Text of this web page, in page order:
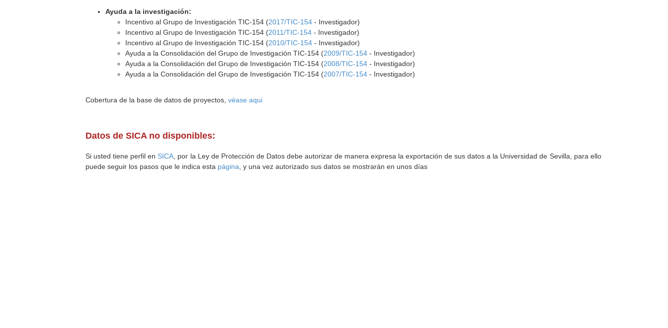
Ayuda a la investigación:
Incentivo al Grupo de Investigación TIC-154 (2017/TIC-154 - Investigador)
Incentivo al Grupo de Investigación TIC-154 (2011/TIC-154 - Investigador)
Incentivo al Grupo de Investigación TIC-154 (2010/TIC-154 - Investigador)
Ayuda a la Consolidación del Grupo de Investigación TIC-154 (2009/TIC-154 - Investigador)
Ayuda a la Consolidación del Grupo de Investigación TIC-154 (2008/TIC-154 - Investigador)
Ayuda a la Consolidación del Grupo de Investigación TIC-154 (2007/TIC-154 - Investigador)
Cobertura de la base de datos de proyectos,véase aqui
Datos de SICA no disponibles:
Si usted tiene perfil en SICA , por la Ley de Protección de Datos debe autorizar de manera expresa la exportación de sus datos a la Universidad de Sevilla, para ello
puede seguir los pasos que le indica esta página , y una vez autorizado sus datos se mostrarán en unos días